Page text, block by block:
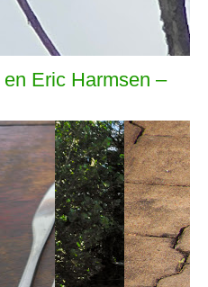
Eric Harmsen –